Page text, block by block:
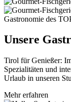
Unsere
Tirol für Genießer:
Spezialitäten und
Urlaub in unseren
Mehr erfahren